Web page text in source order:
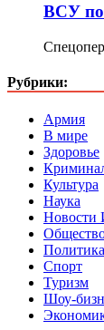
ВСУ
Рубрики:
Армия
В мире
Здоровье
Культура
Наука
Новости
Политика
Спорт
Туризм
Шоу-